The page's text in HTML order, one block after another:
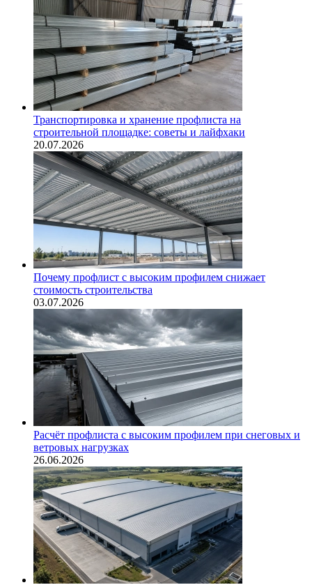
Транспортировка и хранение профлиста на
строительной площадке: советы и лайфхаки
20.07.2026
Почему профлист с высоким профилем снижает
стоимость строительства
03.07.2026
Расчёт профлиста с высоким профилем при снеговых и
ветровых нагрузках
26.06.2026